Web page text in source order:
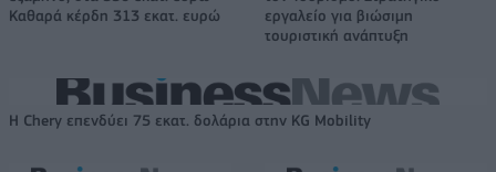
Καθαρά κέρδη 313 εκατ. ευρώ
εργαλείο για βιώσιμη
τουριστική ανάπτυξη
Η Chery επενδύει 75 εκατ. δολάρια στην KG Mobility